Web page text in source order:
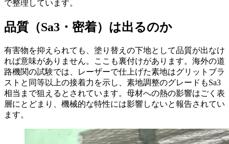
で整理しています。
品質（Sa3・密着）は出るのか
有害物を抑えられても、塗り替えの下地として品質が出なけ
れば意味がありません。ここも裏付けがあります。海外の道
路機関の試験では、レーザーで仕上げた素地はグリットブラ
ストと同等以上の接着力を示し、素地調整のグレードもSa3
相当まで狙えるとされています。母材への熱の影響はごく表
層にとどまり、機械的な特性には影響しないと報告されてい
ます。